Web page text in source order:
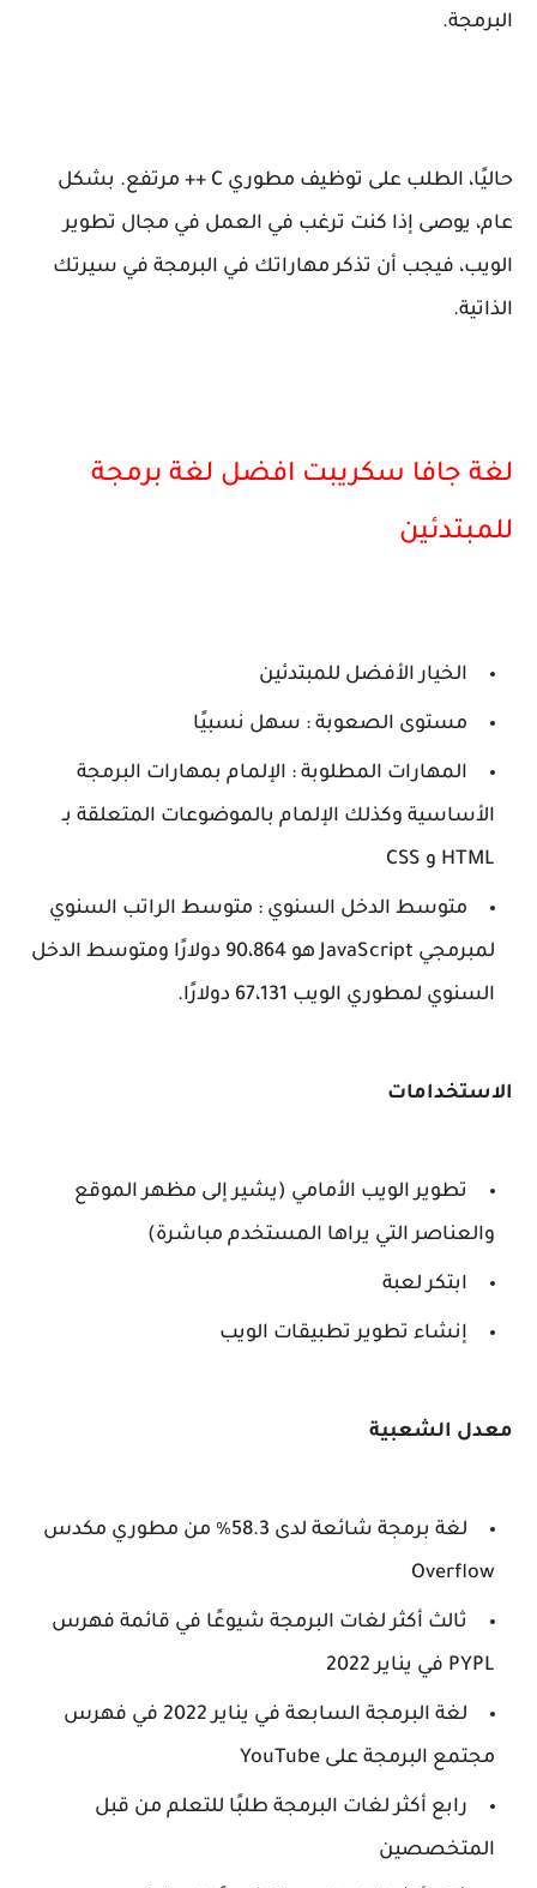
البرمجة.
حاليًا، الطلب على توظيف مطوري C ++ مرتفع. بشكل
عام، يوصى إذا كنت ترغب في العمل في مجال تطوير
الويب، فيجب أن تذكر مهاراتك في البرمجة في سيرتك
الذاتية.
لغة جافا سكريبت افضل لغة برمجة
للمبتدئين
الخيار الأفضل للمبتدئين
مستوى الصعوبة : سهل نسبيًا
المهارات المطلوبة : الإلمام بمهارات البرمجة
الأساسية وكذلك الإلمام بالموضوعات المتعلقة بـ
HTML و CSS
متوسط ​​الدخل السنوي : متوسط ​​الراتب السنوي
لمبرمجي JavaScript هو 90،864 دولارًا ومتوسط ​​الدخل
السنوي لمطوري الويب 67،131 دولارًا.
الاستخدامات
تطوير الويب الأمامي (يشير إلى مظهر الموقع
والعناصر التي يراها المستخدم مباشرة)
ابتكر لعبة
إنشاء تطوير تطبيقات الويب
معدل الشعبية
لغة برمجة شائعة لدى 58.3٪ من مطوري مكدس
Overflow
ثالث أكثر لغات البرمجة شيوعًا في قائمة فهرس
PYPL في يناير 2022
لغة البرمجة السابعة في يناير 2022 في فهرس
مجتمع البرمجة على YouTube
رابع أكثر لغات البرمجة طلبًا للتعلم من قبل
المتخصصين